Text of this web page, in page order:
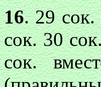
16. 29 сок.
сок. 30
сок.